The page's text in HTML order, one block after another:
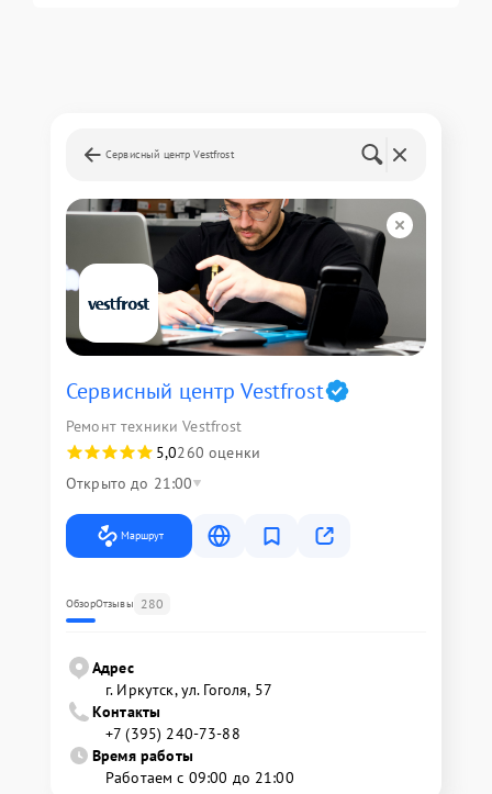
Сервисный центр Vestfrost
Сервисный центр Vestfrost
Ремонт техники Vestfrost
5,0260 оценки
Открыто до 21:00
Маршрут
ОбзорОтзывы 280
Адрес
г. Иркутск, ул. ​Гоголя, 57
Контакты
+7 (395) 240-73-88
Время работы
Работаем с 09:00 до 21:00